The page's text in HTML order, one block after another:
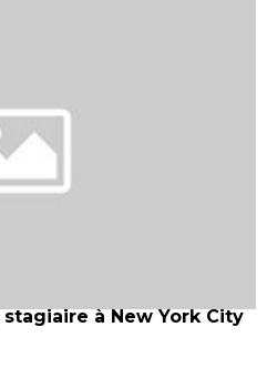
à New York City